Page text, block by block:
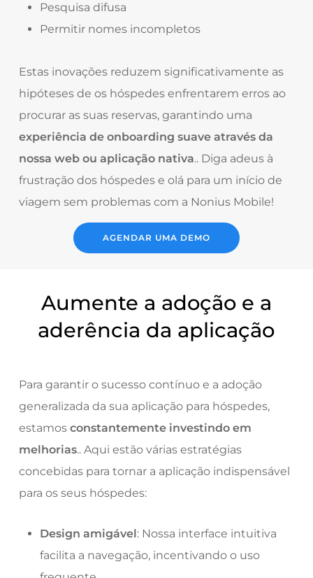
Pesquisa difusa
Permitir nomes incompletos
Estas inovações reduzem significativamente as
hipóteses de os hóspedes enfrentarem erros ao
procurar as suas reservas, garantindo uma
experiência de onboarding suave através da
nossa web ou aplicação nativa.. Diga adeus à
frustração dos hóspedes e olá para um início de
viagem sem problemas com a Nonius Mobile!
AGENDAR UMA DEMO
Aumente a adoção e a
aderência da aplicação
Para garantir o sucesso contínuo e a adoção
generalizada da sua aplicação para hóspedes,
estamos constantemente investindo em
melhorias.. Aqui estão várias estratégias
concebidas para tornar a aplicação indispensável
para os seus hóspedes:
Design amigável : Nossa interface intuitiva
facilita a navegação, incentivando o uso